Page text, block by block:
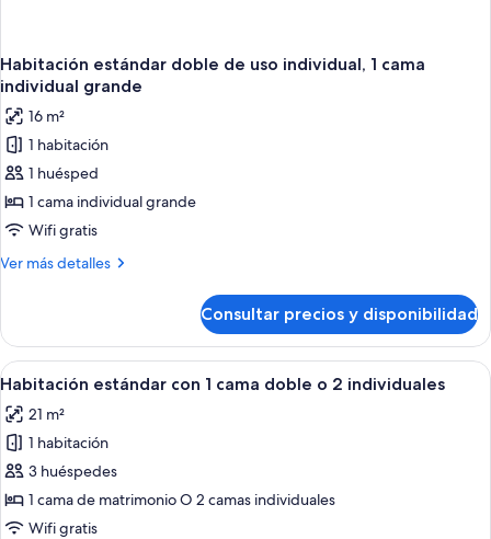
Habitación estándar doble de uso individual, 1 cama
individual grande
16 m²
1 habitación
1 huésped
1 cama individual grande
Wifi gratis
Ver más detalles
Más
estándar
doble
de
individual,
cama
individual
grande
Consultar precios y disponibilidad
Abrir
todas
las
fotos
de
Habitación
estándar
Una habitación de hotel con cama,
4
Habitación estándar con 1 cama doble o 2 individuales
21 m²
1 habitación
3 huéspedes
1 cama de matrimonio O 2 camas individuales
Wifi gratis